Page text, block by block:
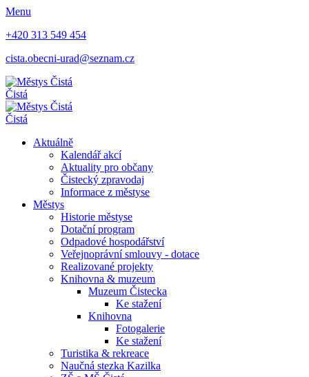
Menu
+420 313 549 454
cista.obecni-urad@seznam.cz
Čistá
Čistá
Aktuálně
Kalendář akcí
Aktuality pro občany
Čistecký zpravodaj
Informace z městyse
Městys
Historie městyse
Dotační program
Odpadové hospodářství
Veřejnoprávní smlouvy - dotace
Realizované projekty
Knihovna & muzeum
Muzeum Čistecka
Ke stažení
Knihovna
Fotogalerie
Ke stažení
Turistika & rekreace
Naučná stezka Kazilka